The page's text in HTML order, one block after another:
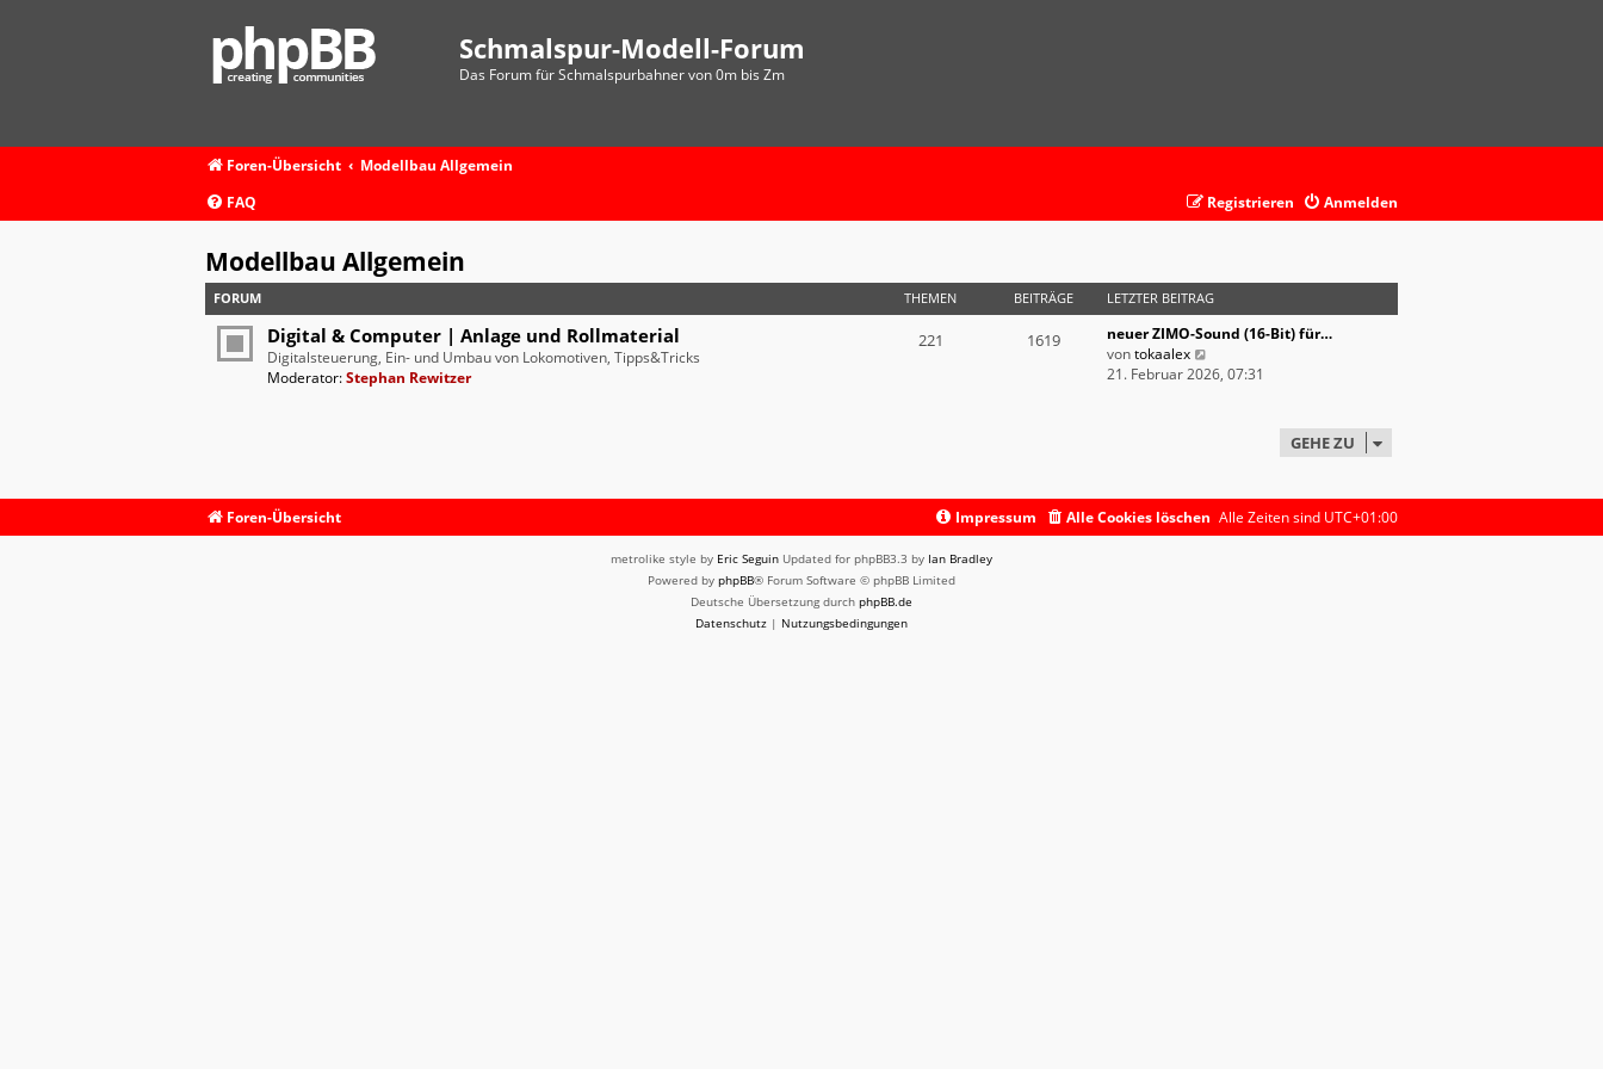
Schmalspur-Modell-Forum
Das Forum für Schmalspurbahner von 0m bis Zm
Foren-Übersicht
Modellbau Allgemein
FAQ
Anmelden
Registrieren
Modellbau Allgemein
FORUM THEMEN BEITRÄGE LETZTER BEITRAG
Digital & Computer | Anlage und Rollmaterial
Digitalsteuerung, Ein- und Umbau von Lokomotiven, Tipps&Tricks
Moderator:Stephan Rewitzer
221 1619
neuer ZIMO-Sound (16-Bit) für…
vontokaalex
e
r
B
e
21. Februar 2026, 07:31
GEHE ZU
Foren-Übersicht Alle Zeiten sind UTC+01:00
Alle Cookies löschen
Impressum
metrolike style by Eric Seguin Updated for phpBB3.3 by Ian Bradley
Powered by phpBB® Forum Software © phpBB Limited
Deutsche Übersetzung durch phpBB.de
Datenschutz | Nutzungsbedingungen